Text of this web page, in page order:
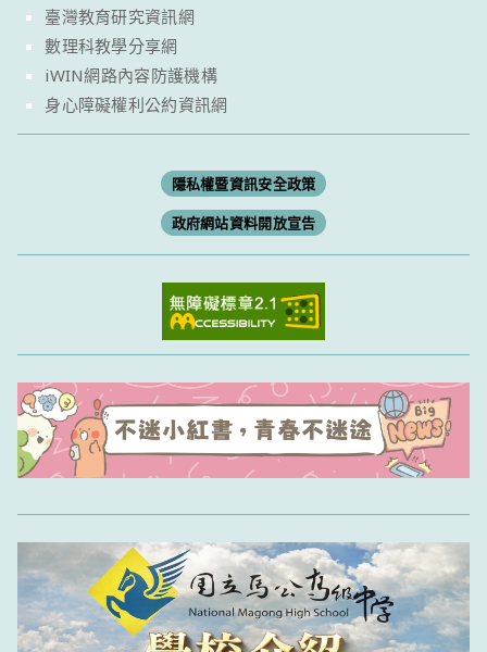
臺灣教育研究資訊網
數理科教學分享網
iWIN網路內容防護機構
身心障礙權利公約資訊網
隱私權暨資訊安全政策
政府網站資料開放宣告